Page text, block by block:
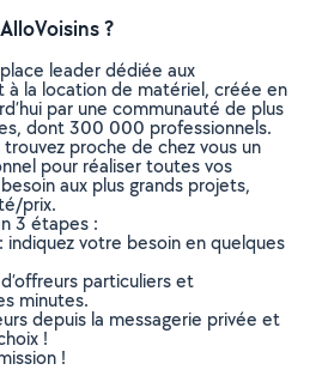
?
leader dédiée aux
à la location de matériel, créée en
par une communauté de plus
dont 300 000 professionnels.
proche de chez vous un
pour réaliser toutes vos
aux plus grands projets,
prix.
3 étapes :
indiquez votre besoin en quelques
particuliers et
minutes.
depuis la messagerie privée et
!
!